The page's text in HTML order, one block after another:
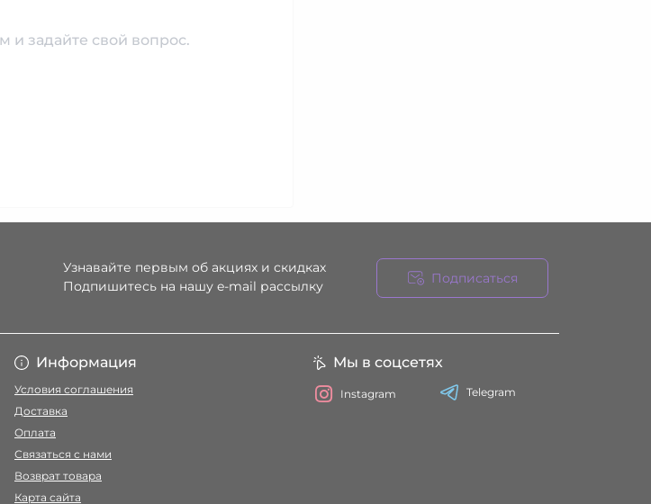
и задайте свой вопрос.
Узнавайте первым об акциях и скидках
Подпишитесь на нашу e-mail рассылку
Подписаться
Информация
Условия соглашения
Доставка
Оплата
Связаться с нами
Возврат товара
Карта сайта
Мы в соцсетях
Instagram Telegram